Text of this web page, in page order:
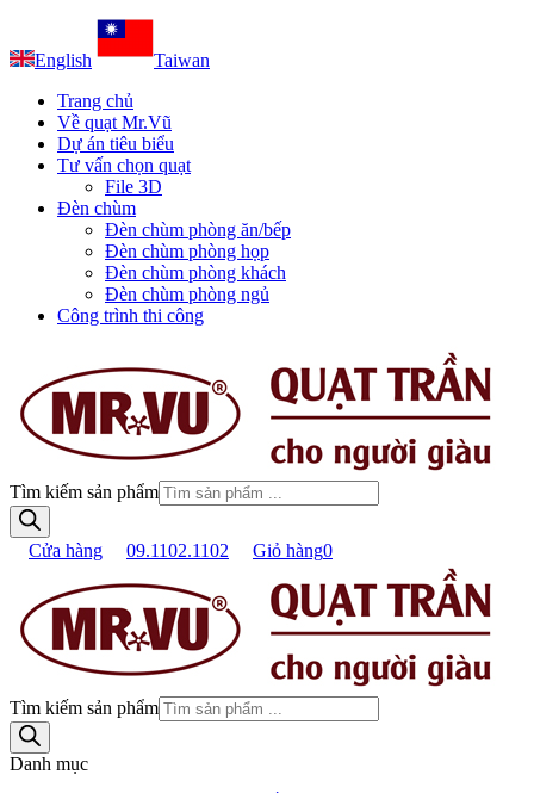
English
Taiwan
Trang chủ
Về quạt Mr.Vũ
Dự án tiêu biểu
Tư vấn chọn quạt
File 3D
Đèn chùm
Đèn chùm phòng ăn/bếp
Đèn chùm phòng họp
Đèn chùm phòng khách
Đèn chùm phòng ngủ
Công trình thi công
Tìm kiếm sản phẩm
Cửa hàng 09.1102.1102 Giỏ hàng0
Tìm kiếm sản phẩm
Danh mục